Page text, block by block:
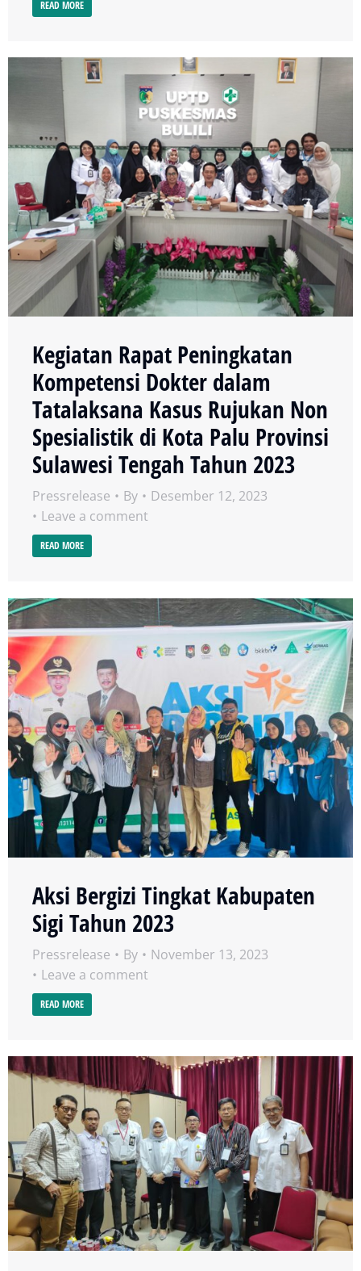
READ MORE
Kegiatan Rapat Peningkatan
Kompetensi Dokter dalam
Tatalaksana Kasus Rujukan Non
Spesialistik di Kota Palu Provinsi
Sulawesi Tengah Tahun 2023
Pressrelease By
Desember 12, 2023
Leave a comment
READ MORE
Aksi Bergizi Tingkat Kabupaten
Sigi Tahun 2023
Pressrelease By
November 13, 2023
Leave a comment
READ MORE